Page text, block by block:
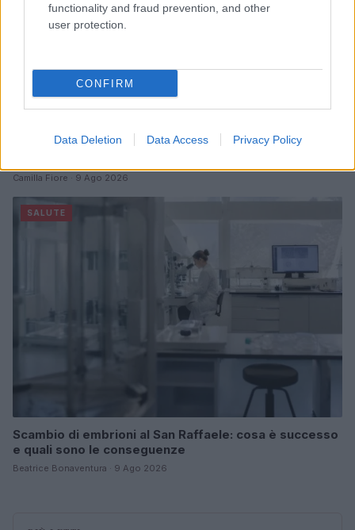
functionality and fraud prevention, and other
user protection.
CONFIRM
Data Deletion Data Access Privacy Policy
Nutrienti amici del cervello: omega-3, polifenoli e
Camilla Fiore · 9 Ago 2026
SALUTE
Scambio di embrioni al San Raffaele: cosa è successo
e quali sono le conseguenze
Beatrice Bonaventura · 9 Ago 2026